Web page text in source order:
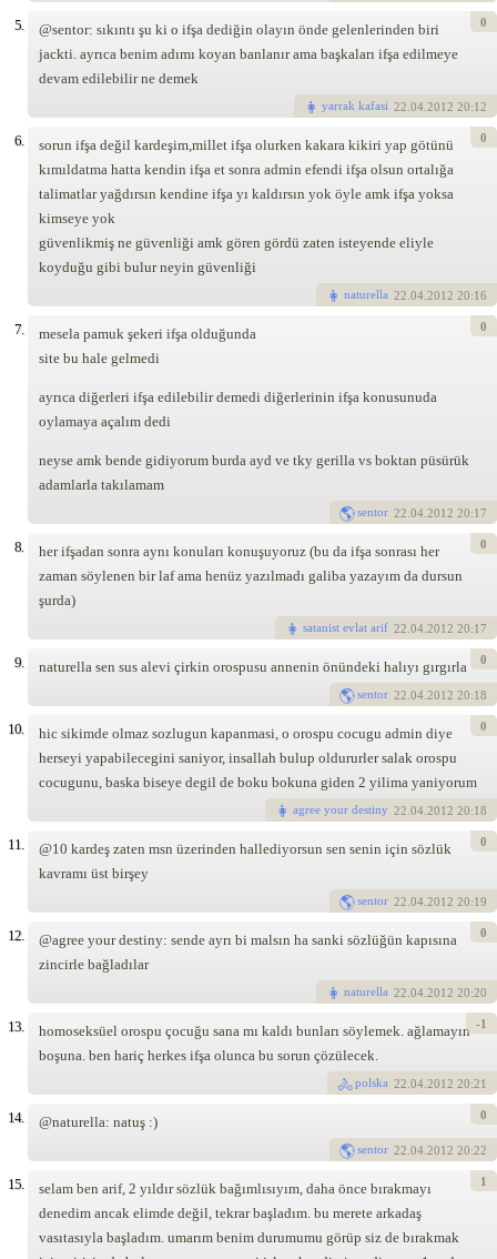
5.
@sentor: sıkıntı şu ki o ifşa dediğin olayın önde gelenlerinden biri
jackti. ayrıca benim adımı koyan banlanır ama başkaları ifşa edilmeye
devam edilebilir ne demek
yarrak kafasi 22.04.2012 20:12
0
6.
sorun ifşa değil kardeşim,millet ifşa olurken kakara kikiri yap götünü
kımıldatma hatta kendin ifşa et sonra admin efendi ifşa olsun ortalığa
talimatlar yağdırsın kendine ifşa yı kaldırsın yok öyle amk ifşa yoksa
kimseye yok
güvenlikmiş ne güvenliği amk gören gördü zaten isteyende eliyle
koyduğu gibi bulur neyin güvenliği
naturella 22.04.2012 20:16
0
7.
mesela pamuk şekeri ifşa olduğunda
site bu hale gelmedi
ayrıca diğerleri ifşa edilebilir demedi diğerlerinin ifşa konusunuda
oylamaya açalım dedi
neyse amk bende gidiyorum burda ayd ve tky gerilla vs boktan püsürük
adamlarla takılamam
sentor 22.04.2012 20:17
0
8.
her ifşadan sonra aynı konuları konuşuyoruz (bu da ifşa sonrası her
zaman söylenen bir laf ama henüz yazılmadı galiba yazayım da dursun
şurda)
satanist evlat arif 22.04.2012 20:17
0
9. naturella sen sus alevi çirkin orospusu annenin önündeki halıyı gırgırla
sentor 22.04.2012 20:18
0
10.
hic sikimde olmaz sozlugun kapanmasi, o orospu cocugu admin diye
herseyi yapabilecegini saniyor, insallah bulup oldururler salak orospu
cocugunu, baska biseye degil de boku bokuna giden 2 yilima yaniyorum
agree your destiny 22.04.2012 20:18
0
11.
@10 kardeş zaten msn üzerinden hallediyorsun sen senin için sözlük
kavramı üst birşey
sentor 22.04.2012 20:19
0
12.
@agree your destiny: sende ayrı bi malsın ha sanki sözlüğün kapısına
zincirle bağladılar
naturella 22.04.2012 20:20
0
13.
homoseksüel orospu çocuğu sana mı kaldı bunları söylemek. ağlamayın
boşuna. ben hariç herkes ifşa olunca bu sorun çözülecek.
polska 22.04.2012 20:21
-1
14. @naturella: natuş :)
sentor 22.04.2012 20:22
0
15.
selam ben arif, 2 yıldır sözlük bağımlısıyım, daha önce bırakmayı
denedim ancak elimde değil, tekrar başladım. bu merete arkadaş
vasıtasıyla başladım. umarım benim durumumu görüp siz de bırakmak
1